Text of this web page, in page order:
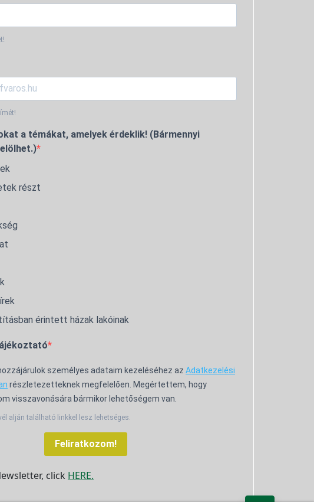
a témákat, amelyek érdeklik! (Bármennyi
részt
érintett házak lakóinak
személyes adataim kezeléséhez az Adatkezelési
részletezetteknek megfelelően. Megértettem, hogy
visszavonására bármikor lehetőségem van.
alján található linkkel lesz lehetséges.
Feliratkozom!
click HERE.